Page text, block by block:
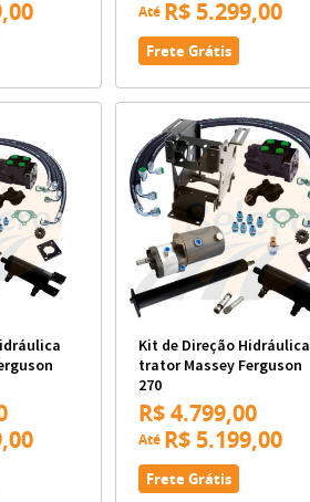
Até R$ 5.299,00
Frete Grátis
Kit de Direção Hidráulica
trator Massey Ferguson
270
R$ 4.799,00
Até R$ 5.199,00
Frete Grátis